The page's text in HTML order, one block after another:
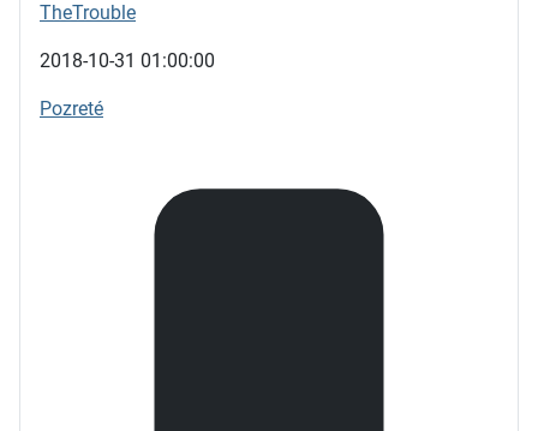
TheTrouble
2018-10-31 01:00:00
Pozreté